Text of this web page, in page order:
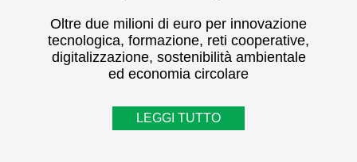
Oltre due milioni di euro per innovazione
tecnologica, formazione, reti cooperative,
digitalizzazione, sostenibilità ambientale
ed economia circolare
LEGGI TUTTO